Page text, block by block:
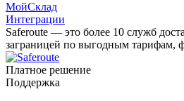
МойСклад
Интеграции
Saferoute — это более 10 служб
заграницей по выгодным тарифам,
Платное решение
Поддержка